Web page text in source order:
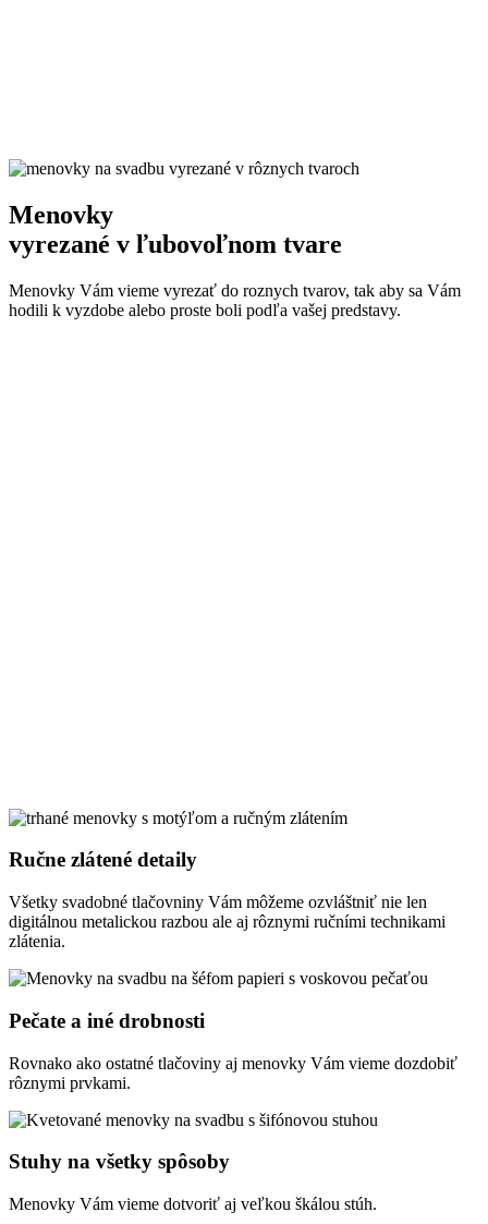
Menovky
vyrezané v ľubovoľnom tvare
Menovky Vám vieme vyrezať do roznych tvarov, tak aby sa Vám
hodili k vyzdobe alebo proste boli podľa vašej predstavy.
Ručne zlátené detaily
Všetky svadobné tlačovniny Vám môžeme ozvláštniť nie len
digitálnou metalickou razbou ale aj rôznymi ručními technikami
zlátenia.
Pečate a iné drobnosti
Rovnako ako ostatné tlačoviny aj menovky Vám vieme dozdobiť
rôznymi prvkami.
Stuhy na všetky spôsoby
Menovky Vám vieme dotvoriť aj veľkou škálou stúh.